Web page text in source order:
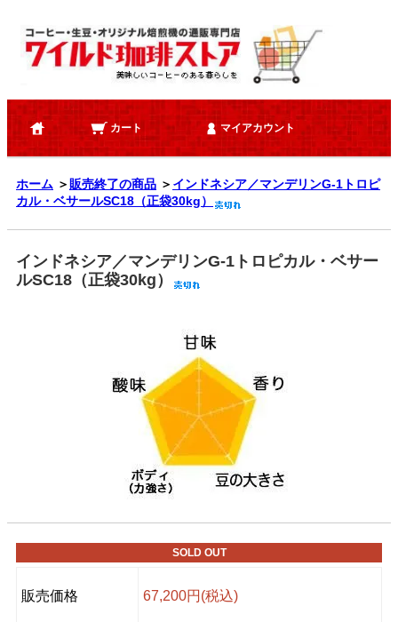
カート マイアカウント
ホーム ＞販売終了の商品 ＞ インドネシア／マンデリンG-1トロピ
カル・ベサールSC18（正袋30kg）
インドネシア／マンデリンG-1トロピカル・ベサー
ルSC18（正袋30kg）
SOLD OUT
販売価格 67,200円(税込)